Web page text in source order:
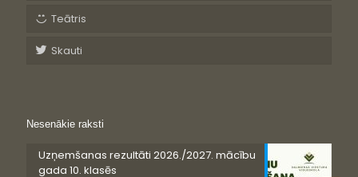
Teātris
Skauti
Nesenākie raksti
Uzņemšanas rezultāti 2026./2027. mācību
gada 10. klasēs